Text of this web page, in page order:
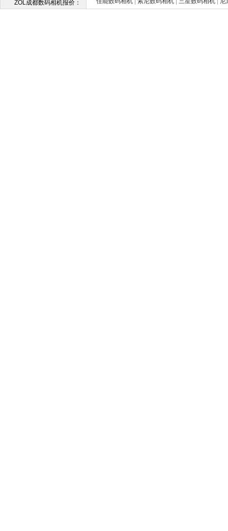
ZOL成都数码相机报价：